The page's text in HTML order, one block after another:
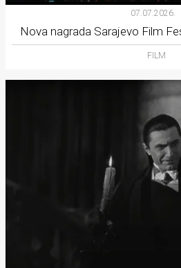
07.07.2026.
Nova nagrada Sarajevo Film
FILM